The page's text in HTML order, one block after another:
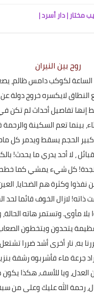
روح بين النيران
لكوكب دامس ظالم،
النطاق لايكسره خروج
إنها تفاصيل أحداث لم تكن
بينما تعم السكينة
الحجم يسقط ويدمر كل
لا أحد يدري ما يحدث!
النجدة! كل شيء يمشي كما
نفذوا وكثرة هم الضحايا،
لازال الخوف قائما لحد
مأوى. وتستمر هاته
عظيمة يتحدون ويتخطون
به، نار أخرى أشد ضررا
جرعة ماء فأشربوه رشفة
ويا للأسف، هكذا
رحمة الله عليك وعلى من